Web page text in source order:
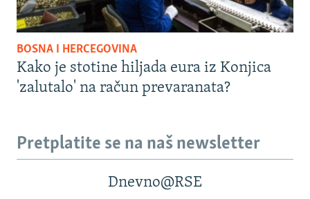
BOSNA I HERCEGOVINA
Kako je stotine hiljada eura iz Konjica
'zalutalo' na račun prevaranata?
Pretplatite se na naš newsletter
Dnevno@RSE